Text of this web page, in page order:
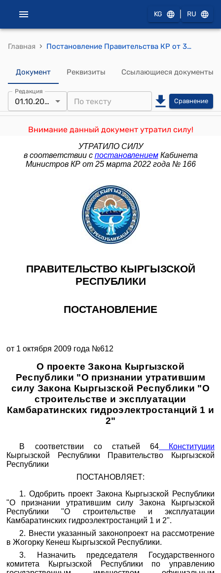
KG RU
Главная › Постановление Правительства КР от 30 сентября 2009 года №612 "О проекте Закона Кыргызской Республики "О признании утратившим силу Закона Кыргызской Республики "О строительстве и эксплуатации Камбаратинских гидроэлектростанций 1 и 2"
Документ Реквизиты Ссылающиеся документы
Редакция
01.10.2009 Сравнение
Внимание данный документ утратил силу!